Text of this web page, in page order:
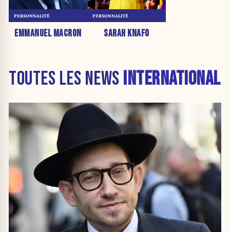
EMMANUEL MACRON
PERSONNALITÉ
SARAH KNAFO
PERSONNALITÉ
TOUTES LES NEWS INTERNATIONAL